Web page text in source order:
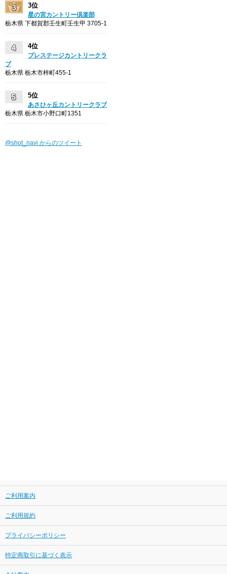
3位
星の宮カントリー倶楽部
栃木県 下都賀郡壬生町壬生甲 3705-1
4位
プレステージカントリークラ
ブ
栃木県 栃木市梓町455-1
5位
あさひヶ丘カントリークラブ
栃木県 栃木市小野口町1351
@shot_navi からのツイート
ご利用案内
ご利用規約
プライバシーポリシー
特定商取引に基づく表示